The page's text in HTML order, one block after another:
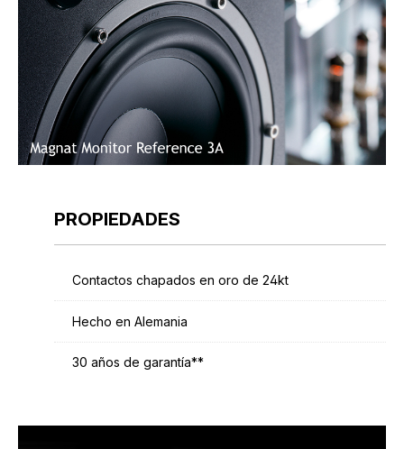
PROPIEDADES
Contactos chapados en oro de 24kt
Hecho en Alemania
30 años de garantía**